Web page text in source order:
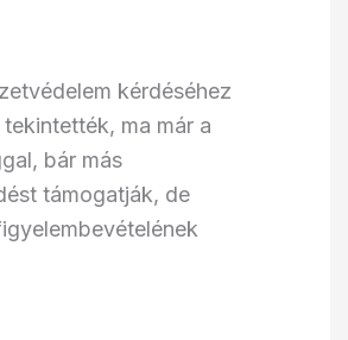
kérdéséhez
ma már a
bár más
támogatják, de